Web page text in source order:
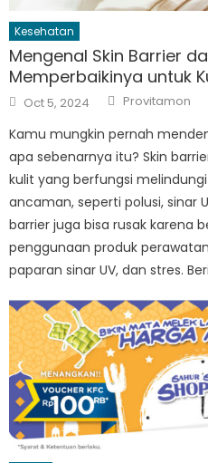
Kesehatan
Mengenal Skin Barrier
Memperbaikinya untuk
Posted
on
Oct 5, 2024 Author
Provitamon
Kamu mungkin pernah
apa sebenarnya itu? Skin
kulit yang berfungsi
ancaman, seperti polusi, sinar
barrier juga bisa rusak karena
penggunaan produk
paparan sinar UV, dan stres.